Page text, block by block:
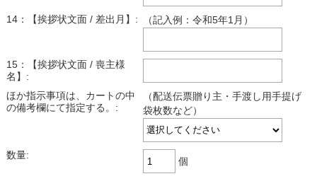
14：【挨拶状文面 / 差出月】: （記入例：令和5年1月）
15：【挨拶状文面 / 喪主様
名】:
ほか指示事項は、カートの中
の備考欄にて指定する。:
（配送伝票贈り主・手渡し用手提げ
袋枚数など）
数量:
個